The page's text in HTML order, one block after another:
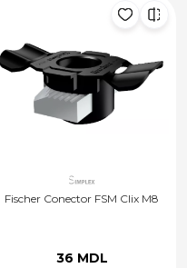
Fischer Conector FSM Clix M8
36 MDL